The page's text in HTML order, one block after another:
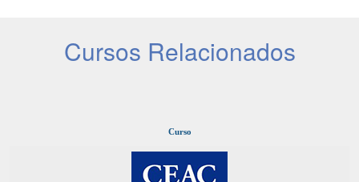
Cursos Relacionados
Curso